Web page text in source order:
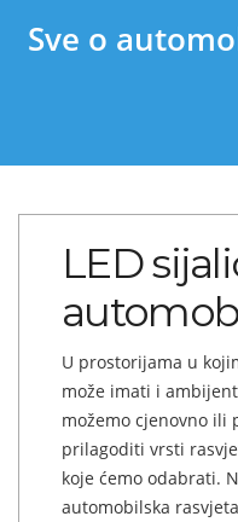
Sve o
LED
U prostorijama u
može imati i
možemo cjenovno ili
prilagoditi vrsti
koje ćemo odabrati.
automobilska